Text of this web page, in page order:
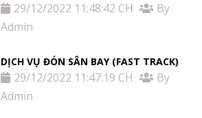
29/12/2022 11:48:42 CH
By
Admin
DỊCH VỤ ĐÓN SÂN BAY (FAST TRACK)
29/12/2022 11:47:19 CH
By
Admin